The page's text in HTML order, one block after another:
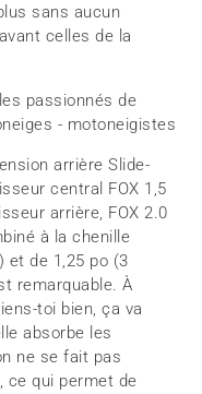
sans aucun
celles de la
arrière Slide-
central FOX 1,5
arrière, FOX 2.0
à la chenille
et de 1,25 po (3
remarquable. À
toi bien, ça va
absorbe les
ne se fait pas
ce qui permet de